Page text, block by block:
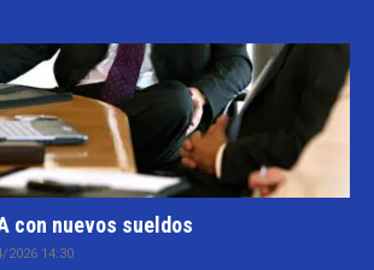
con nuevos sueldos
2026 14:30